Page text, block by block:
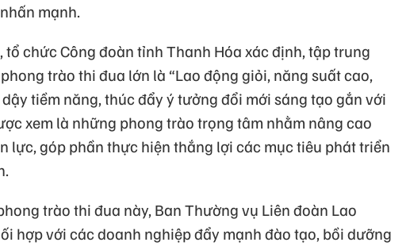
mạnh.
tổ chức Công đoàn tỉnh Thanh Hóa xác định, tập trung
trào thi đua lớn là “Lao động giỏi, năng suất cao,
tiềm năng, thúc đẩy ý tưởng đổi mới sáng tạo gắn với
xem là những phong trào trọng tâm nhằm nâng cao
lực, góp phần thực hiện thắng lợi các mục tiêu phát triển
trào thi đua này, Ban Thường vụ Liên đoàn Lao
hợp với các doanh nghiệp đẩy mạnh đào tạo, bồi dưỡng